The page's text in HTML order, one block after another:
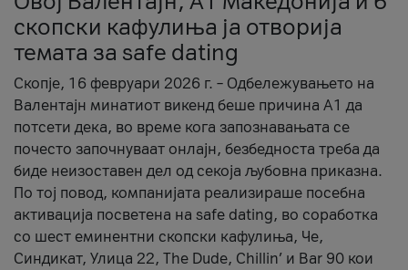
скопски кафулиња ја отворија
темата за safe dating
Скопје, 16 февруари 2026 г. – Одбележувањето на
Валентајн минатиот викенд беше причина А1 да
потсети дека, во време кога запознавањата се
почесто започнуваат онлајн, безбедноста треба да
биде неизоставен дел од секоја љубовна приказна.
По тој повод, компанијата реализираше посебна
активација посветена на safe dating, во соработка
со шест еминентни скопски кафулиња, Че,
Синдикат, Улица 22, The Dude, Chillin’ и Bar 90 кои